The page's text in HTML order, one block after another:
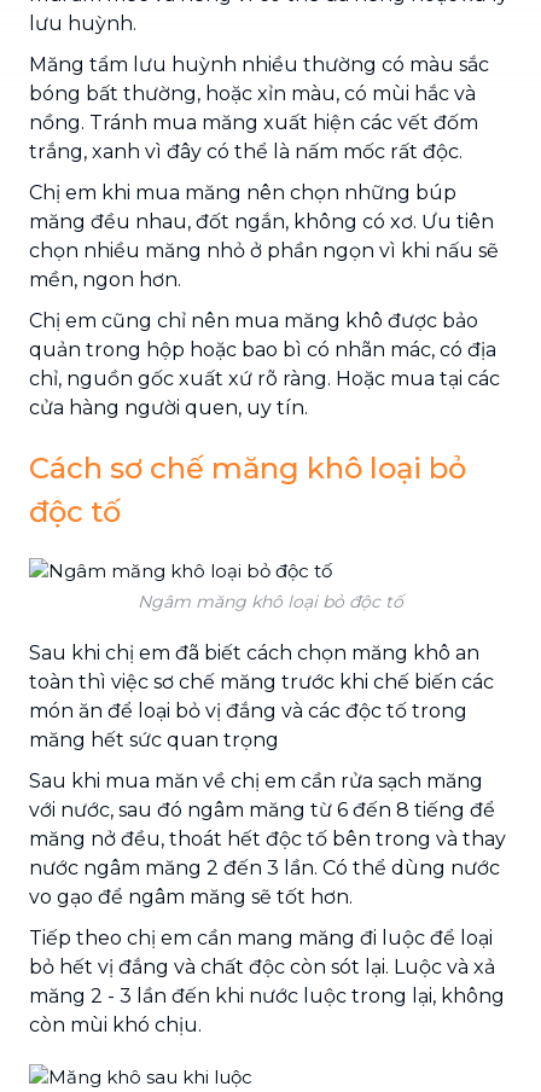
lưu huỳnh.
Măng tẩm lưu huỳnh nhiều thường có màu sắc
bóng bất thường, hoặc xỉn màu, có mùi hắc và
nồng. Tránh mua măng xuất hiện các vết đốm
trắng, xanh vì đây có thể là nấm mốc rất độc.
Chị em khi mua măng nên chọn những búp
măng đều nhau, đốt ngắn, không có xơ. Ưu tiên
chọn nhiều măng nhỏ ở phần ngọn vì khi nấu sẽ
mền, ngon hơn.
Chị em cũng chỉ nên mua măng khô được bảo
quản trong hộp hoặc bao bì có nhãn mác, có địa
chỉ, nguồn gốc xuất xứ rõ ràng. Hoặc mua tại các
cửa hàng người quen, uy tín.
Cách sơ chế măng khô loại bỏ
độc tố
Ngâm măng khô loại bỏ độc tố
Sau khi chị em đã biết cách chọn măng khô an
toàn thì việc sơ chế măng trước khi chế biến các
món ăn để loại bỏ vị đắng và các độc tố trong
măng hết sức quan trọng
Sau khi mua măn về chị em cần rửa sạch măng
với nước, sau đó ngâm măng từ 6 đến 8 tiếng để
măng nở đều, thoát hết độc tố bên trong và thay
nước ngâm măng 2 đến 3 lần. Có thể dùng nước
vo gạo để ngâm măng sẽ tốt hơn.
Tiếp theo chị em cần mang măng đi luộc để loại
bỏ hết vị đắng và chất độc còn sót lại. Luộc và xả
măng 2 - 3 lần đến khi nước luộc trong lại, không
còn mùi khó chịu.